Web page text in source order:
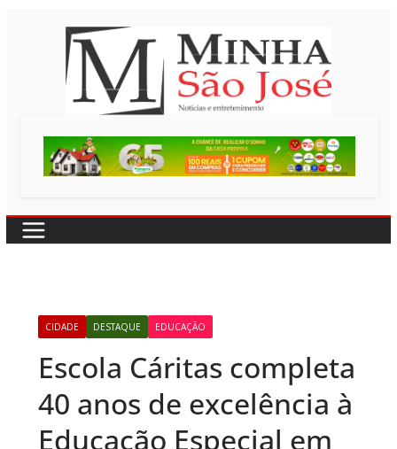
CIDADE DESTAQUE EDUCAÇÃO
Escola Cáritas completa
40 anos de excelência à
Educação Especial em